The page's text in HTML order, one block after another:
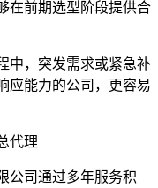
在前期选型阶段提供合
中，突发需求或紧急补
应能力的公司，更容易
公司通过多年服务积